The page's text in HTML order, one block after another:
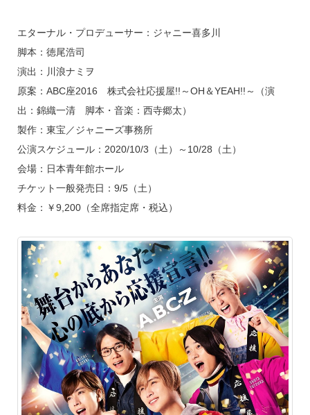
エターナル・プロデューサー：ジャニー喜多川
脚本：徳尾浩司
演出：川浪ナミヲ
原案：ABC座2016 株式会社応援屋!!～OH＆YEAH!!～（演
出：錦織一清 脚本・音楽：西寺郷太）
製作：東宝／ジャニーズ事務所
公演スケジュール：2020/10/3（土）～10/28（土）
会場：日本青年館ホール
チケット一般発売日：9/5（土）
料金：￥9,200（全席指定席・税込）